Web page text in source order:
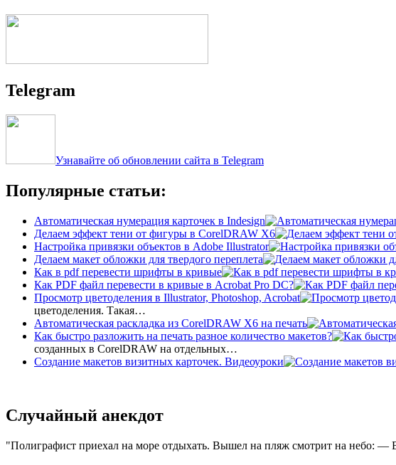
Telegram
Узнавайте об обновлении сайта в Telegram
Популярные статьи:
Автоматическая нумерация карточек в Indesign
Делаем эффект тени от фигуры в CorelDRAW X6
Настройка привязки объектов в Adobe Illustrator
Делаем макет обложки для твердого переплета
Как в pdf перевести шрифты в кривые
Как PDF файл перевести в кривые в Acrobat Pro DC?
Просмотр цветоделения в Illustrator, Photoshop, Acrobat
цветоделения. Такая…
Автоматическая раскладка из CorelDRAW X6 на печать
Как быстро разложить на печать разное количество макетов?
созданных в CorelDRAW на отдельных…
Создание макетов визитных карточек. Видеоуроки
Случайный анекдот
Полиграфист приехал на море отдыхать. Вышел на пляж смотрит на небо: